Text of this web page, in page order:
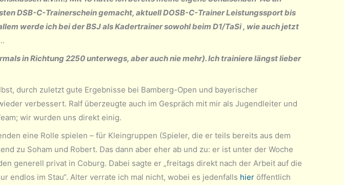
DSB-C-Trainerschein gemacht, aktuell DOSB-C-Trainer Leistungssport bis
werde ich bei der BSJ als Kadertrainer sowohl beim D1/TaSi , wie auch jetzt
in Richtung 2250 unterwegs, aber auch nie mehr). Ich trainiere längst lieber
durch zuletzt gute Ergebnisse bei Bamberg-Open und bayerischer
verbessert. Ralf überzeugte auch im Gespräch mit mir als Jugendleiter und
wir wurden uns direkt einig.
eine Rolle spielen – für Kleingruppen (Spieler, die er teils bereits aus dem
zu Soham und Robert. Das dann aber eher ab und zu: er ist unter der Woche
generell privat in Coburg. Dabei sagte er „freitags direkt nach der Arbeit auf die
endlos im Stau“. Alter verrate ich mal nicht, wobei es jedenfalls hier öffentlich